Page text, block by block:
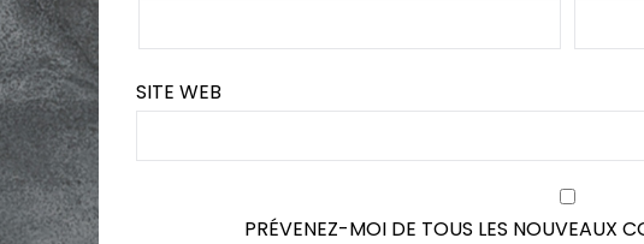
SITE WEB
PRÉVENEZ-MOI DE TOUS LES NOUVEAUX